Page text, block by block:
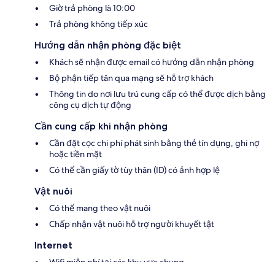
Giờ trả phòng là 10:00
Trả phòng không tiếp xúc
Hướng dẫn nhận phòng đặc biệt
Khách sẽ nhận được email có hướng dẫn nhận phòng
Bộ phận tiếp tân qua mạng sẽ hỗ trợ khách
Thông tin do nơi lưu trú cung cấp có thể được dịch bằng
công cụ dịch tự động
Cần cung cấp khi nhận phòng
Cần đặt cọc chi phí phát sinh bằng thẻ tín dụng, ghi nợ
hoặc tiền mặt
Có thể cần giấy tờ tùy thân (ID) có ảnh hợp lệ
Vật nuôi
Có thể mang theo vật nuôi
Chấp nhận vật nuôi hỗ trợ người khuyết tật
Internet